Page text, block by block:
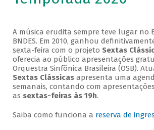
A música erudita sempre teve lugar no
BNDES. Em 2010, ganhou
sexta-feira com o projeto Sextas
oferecia ao público apresentações
Orquestra Sinfônica Brasileira (OSB).
Sextas Clássicasapresenta uma
semanais, contando com
as sextas-feiras às 19h.
Saiba como funciona a reserva de